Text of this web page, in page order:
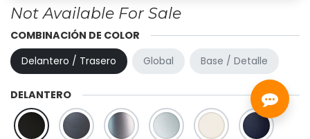
Not Available For Sale
COMBINACIÓN DE COLOR
Delantero / Trasero
Global Base / Detalle
DELANTERO